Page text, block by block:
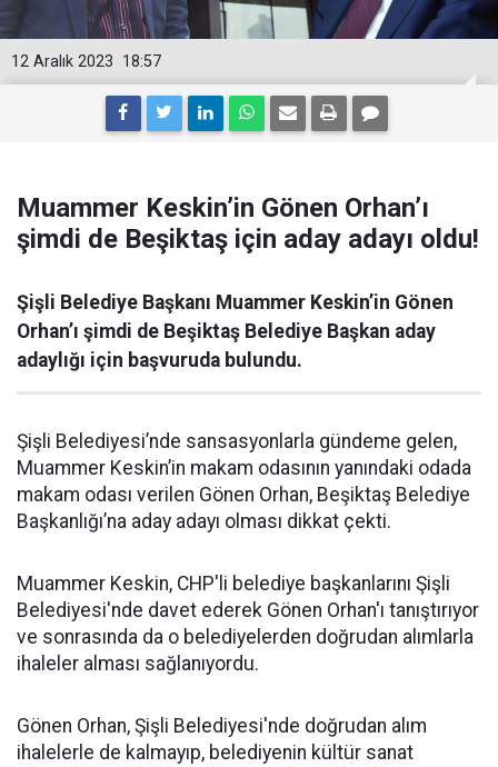
18:57
12 Aralık 2023
Muammer Keskin’in Gönen Orhan’ı
şimdi de Beşiktaş için aday adayı oldu!
Şişli Belediye Başkanı Muammer Keskin’in Gönen
Orhan’ı şimdi de Beşiktaş Belediye Başkan aday
adaylığı için başvuruda bulundu.
Şişli Belediyesi’nde sansasyonlarla gündeme gelen,
Muammer Keskin’in makam odasının yanındaki odada
makam odası verilen Gönen Orhan, Beşiktaş Belediye
Başkanlığı’na aday adayı olması dikkat çekti.
Muammer Keskin, CHP'li belediye başkanlarını Şişli
Belediyesi'nde davet ederek Gönen Orhan'ı tanıştırıyor
ve sonrasında da o belediyelerden doğrudan alımlarla
ihaleler alması sağlanıyordu.
Gönen Orhan, Şişli Belediyesi'nde doğrudan alım
ihalelerle de kalmayıp, belediyenin kültür sanat